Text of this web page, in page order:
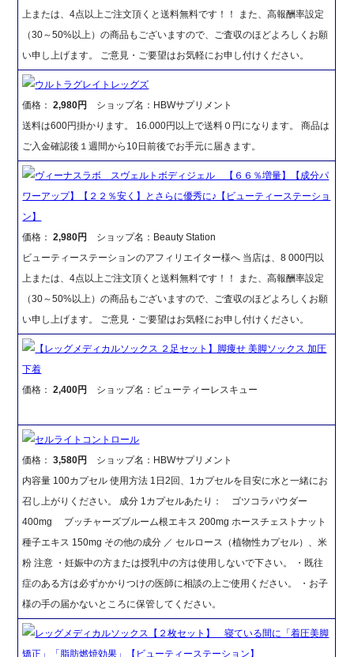
上または、4点以上ご注文頂くと送料無料です！！ また、高報酬率設定
（30～50%以上）の商品もございますので、ご査収のほどよろしくお願
い申し上げます。 ご意見・ご要望はお気軽にお申し付けください。
ウルトラグレイトレッグズ
価格：2,980円
ショップ名：HBWサプリメント
送料は600円掛かります。 16.000円以上で送料０円になります。 商品は
ご入金確認後１週間から10日前後でお手元に届きます。
ヴィーナスラボ スヴェルトボディジェル 【６６％増量】【成分パ
ワーアップ】【２２％安く】とさらに優秀に♪【ビューティーステーショ
ン】
価格：2,980円
ショップ名：Beauty Station
ビューティーステーションのアフィリエイター様へ 当店は、8 000円以
上または、4点以上ご注文頂くと送料無料です！！ また、高報酬率設定
（30～50%以上）の商品もございますので、ご査収のほどよろしくお願
い申し上げます。 ご意見・ご要望はお気軽にお申し付けください。
【レッグメディカルソックス ２足セット】脚痩せ 美脚ソックス 加圧
下着
価格：2,400円 ショップ名：ビューティーレスキュー
セルライトコントロール
価格：3,580円
ショップ名：HBWサプリメント
内容量 100カプセル 使用方法 1日2回、1カプセルを目安に水と一緒にお
召し上がりください。 成分 1カプセルあたり： ゴツコラパウダー
400mg ブッチャーズブルーム根エキス 200mg ホースチェストナット
種子エキス 150mg その他の成分 ／ セルロース（植物性カプセル）、米
粉 注意 ・妊娠中の方または授乳中の方は使用しないで下さい。 ・既往
症のある方は必ずかかりつけの医師に相談の上ご使用ください。 ・お子
様の手の届かないところに保管してください。
レッグメディカルソックス【２枚セット】 寝ている間に「着圧美脚
矯正」「脂肪燃焼効果」【ビューティーステーション】